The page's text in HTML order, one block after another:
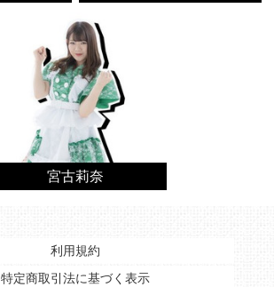
宮古莉奈
利用規約
特定商取引法に基づく表示